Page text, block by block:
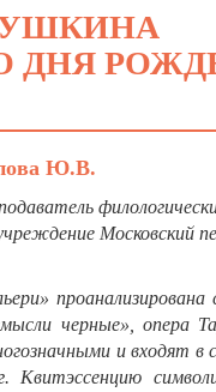
ДНЯ
Ю.В.
Московский
проанализирована
черные», опера
и входят в
Квитэссенцию